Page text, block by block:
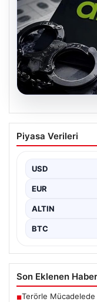
07.08.2026
Ahbap
Atandı ve
kamuoyunda
Piyasa Verileri
USD
EUR
ALTIN
BTC
Son Eklenen
■Terörle Mücadelede